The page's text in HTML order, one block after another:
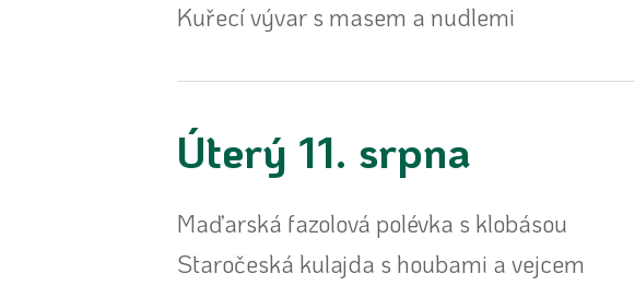
Kuřecí vývar s masem a nudlemi
Úterý 11. srpna
Maďarská fazolová polévka s klobásou
Staročeská kulajda s houbami a vejcem